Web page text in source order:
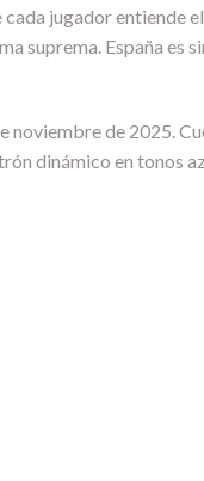
jugador entiende
suprema. España es
de 2025.
dinámico en tonos